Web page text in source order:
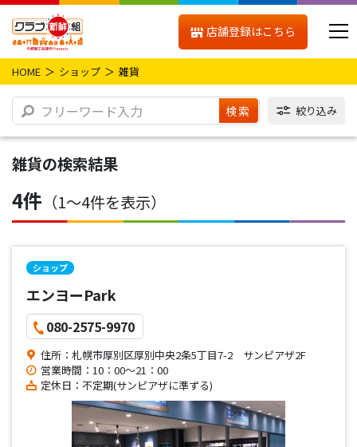
店舗登録はこちら
HOME ショップ 雑貨
検索 絞り込み
雑貨の検索結果
4件 （1〜4件を表示）
ショップ
エンヨーPark
080-2575-9970
住所：札幌市厚別区厚別中央2条5丁目7-2 サンピアザ2F
営業時間：10：00～21：00
定休日：不定期(サンピアザに準ずる)